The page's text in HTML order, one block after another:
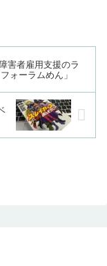
害者雇用支援のラ
ォーラムめん」